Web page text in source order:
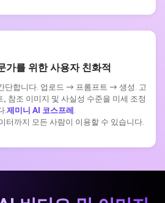
가를 위한 사용자 친화적
단합니다. 업로드 → 프롬프트 → 생성. 고
참조 이미지 및 사실성 수준을 미세 조정
.제미니 AI 코스프레
터까지 모든 사람이 이용할 수 있습니다.